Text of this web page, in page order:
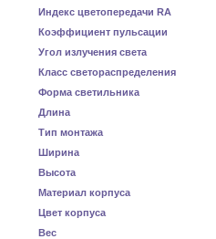
Индекс цветопередачи RA
Коэффициент пульсации
Угол излучения света
Класс светораспределения
Форма светильника
Длина
Тип монтажа
Ширина
Высота
Материал корпуса
Цвет корпуса
Вес